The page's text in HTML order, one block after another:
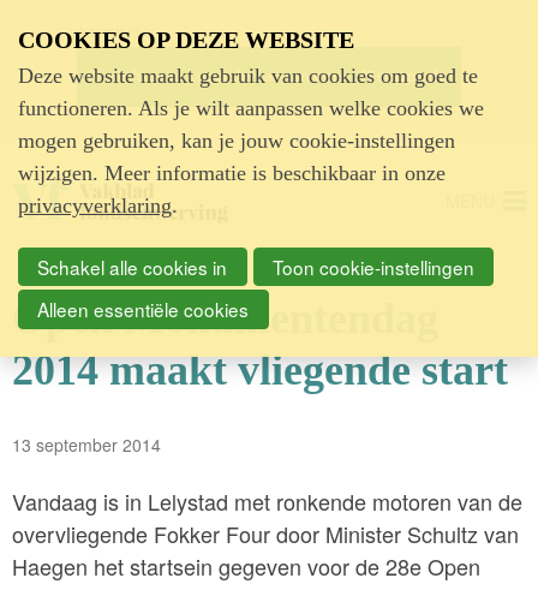
Advertentie
Open Monumentendag
2014 maakt vliegende start
13 september 2014
Vandaag is in Lelystad met ronkende motoren van de
overvliegende Fokker Four door Minister Schultz van
Haegen het startsein gegeven voor de 28e Open
COOKIES OP DEZE WEBSITE
Deze website maakt gebruik van cookies om goed te
functioneren. Als je wilt aanpassen welke cookies we
mogen gebruiken, kan je jouw cookie-instellingen
wijzigen. Meer informatie is beschikbaar in onze
privacyverklaring.
Schakel alle cookies in
Toon cookie-instellingen
Alleen essentiële cookies